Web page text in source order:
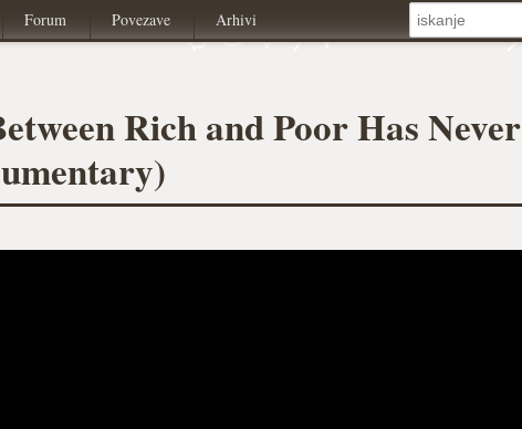
Forum Povezave Arhivi
Rich and Poor Has Never